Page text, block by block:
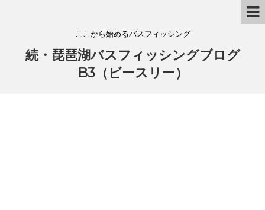
ここから始めるバスフィッシング
続・琵琶湖バスフィッシングブログ
B3（ビースリー）